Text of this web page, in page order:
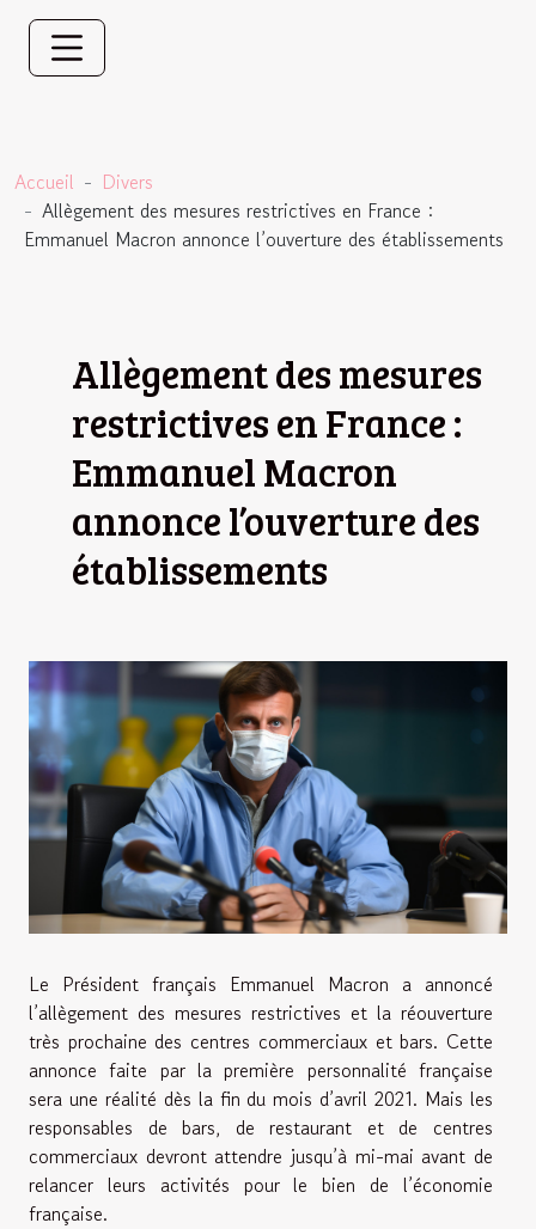
Accueil
Divers
Allègement des mesures restrictives en France :
Emmanuel Macron annonce l’ouverture des établissements
Allègement des mesures
restrictives en France :
Emmanuel Macron
annonce l’ouverture des
établissements
Le Président français Emmanuel Macron a annoncé
l’allègement des mesures restrictives et la réouverture
très prochaine des centres commerciaux et bars. Cette
annonce faite par la première personnalité française
sera une réalité dès la fin du mois d’avril 2021. Mais les
responsables de bars, de restaurant et de centres
commerciaux devront attendre jusqu’à mi-mai avant de
relancer leurs activités pour le bien de l’économie
française.